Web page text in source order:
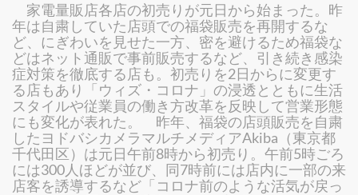
家電量販店各店の初売りが元日から始まった。昨
年は自粛していた店頭での福袋販売を再開するな
ど、にぎわいを見せた一方、密を避けるため福袋な
どはネット通販で事前販売するなど、引き続き感染
症対策を徹底する店も。初売りを2日からに変更す
る店もあり「ウィズ・コロナ」の浸透とともに生活
スタイルや従業員の働き方改革を反映して営業形態
にも変化が表れた。 昨年、福袋の店頭販売を自粛
したヨドバシカメラマルチメディアAkiba（東京都
千代田区）は元日午前8時から初売り。午前5時ごろ
には300人ほどが並び、同7時前には店内に一部の来
店客を誘導するなど「コロナ前のような活気が戻っ